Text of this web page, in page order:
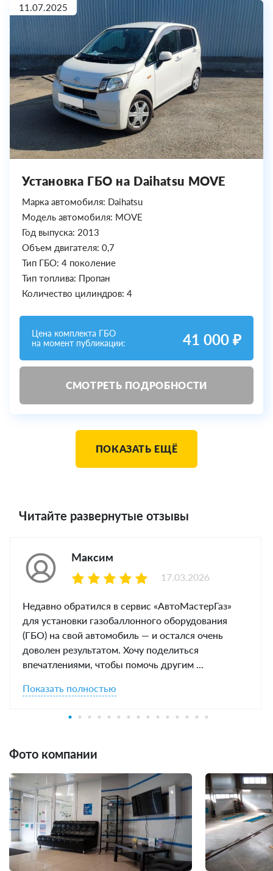
11.07.2025
Установка ГБО на Daihatsu MOVE
Марка автомобиля: Daihatsu
Модель автомобиля: MOVE
Год выпуска: 2013
Объем двигателя: 0,7
Тип ГБО: 4 поколение
Тип топлива: Пропан
Количество цилиндров: 4
Цена комплекта ГБО
на момент публикации:
41 000 ₽
СМОТРЕТЬ ПОДРОБНОСТИ
ПОКАЗАТЬ ЕЩЁ
Читайте развернутые отзывы
Максим
Недавно обратился в сервис «АвтоМастерГаз»
для установки газобаллонного оборудования
(ГБО) на свой автомобиль — и остался очень
доволен результатом. Хочу поделиться
впечатлениями, чтобы помочь другим ...
Показать полностью
17.03.2026
Фото компании